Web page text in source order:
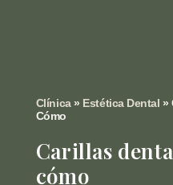
Clínica» Estética Dental »
Cómo
Carillas
cómo